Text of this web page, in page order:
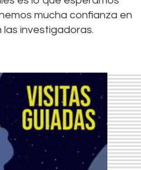
mucha confianza en
las investigadoras.